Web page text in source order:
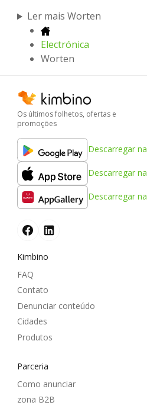
Ler mais Worten
Electrónica
Worten
Os últimos folhetos, ofertas e
promoções
Descarregar na
Descarregar na
Descarregar na
Kimbino
FAQ
Contato
Denunciar conteúdo
Cidades
Produtos
Parceria
Como anunciar
zona B2B